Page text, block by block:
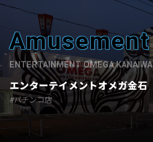
Amusement
ENTERTAINMENT OMEGA KANAIWA
エンターテイメントオメガ金石
パチンコ店